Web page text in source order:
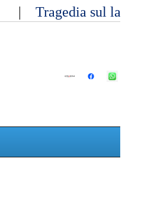
Tragedia sul